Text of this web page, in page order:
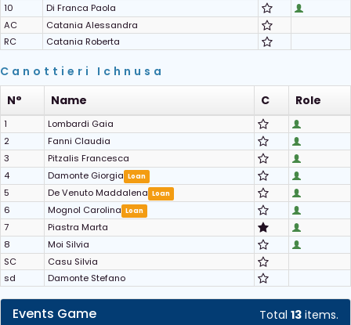
10
Di Franca Paola
AC
Catania Alessandra
RC
Catania Roberta
Canottieri Ichnusa
N°
Name C Role
1
Lombardi Gaia
2
Fanni Claudia
3
Pitzalis Francesca
4
Damonte Giorgia Loan
5 De Venuto Maddalena Loan
6 Mognol Carolina Loan
7
Piastra Marta
8
Moi Silvia
SC
Casu Silvia
sd
Damonte Stefano
Total 13 items.
Events Game